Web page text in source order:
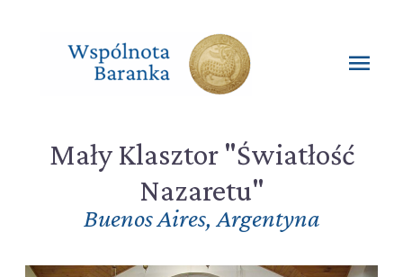
Mały Klasztor "Światłość
Nazaretu"
Buenos Aires,Argentyna